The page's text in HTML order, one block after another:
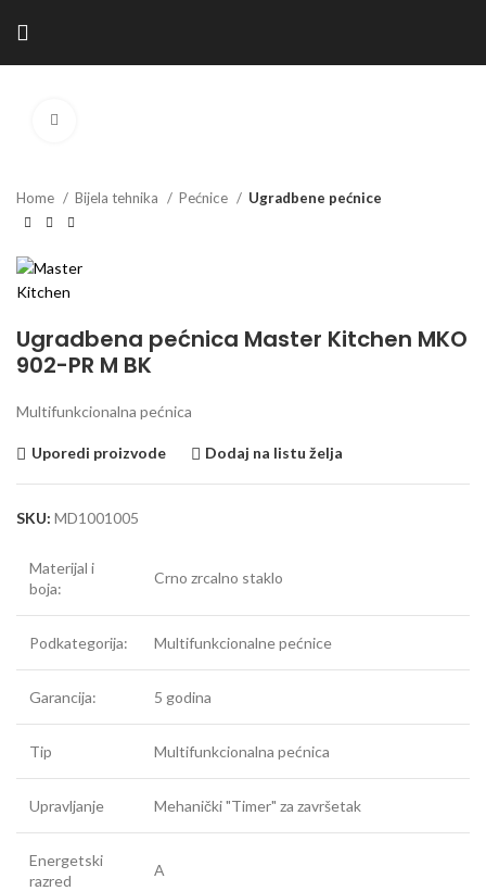
Home Bijela tehnika Pećnice Ugradbene pećnice
Ugradbena pećnica Master Kitchen MKO
902-PR M BK
Multifunkcionalna pećnica
Uporedi proizvode Dodaj na listu želja
SKU: MD1001005
Materijal i
boja:
Crno zrcalno staklo
Podkategorija: Multifunkcionalne pećnice
Garancija: 5 godina
Tip Multifunkcionalna pećnica
Upravljanje Mehanički "Timer" za završetak
Energetski
razred
A